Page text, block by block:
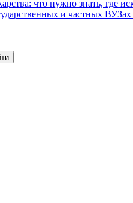
что нужно знать, где
и частных